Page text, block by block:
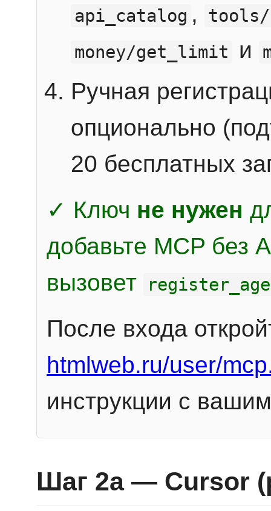
api_catalog ,
money/get_limit
и
Ручная
опционально
20 бесплатных
✓ Ключ не нужен
добавьте MCP без
вызовет
После входа
htmlweb.ru/user/
инструкции с
Шаг 2a — Cursor